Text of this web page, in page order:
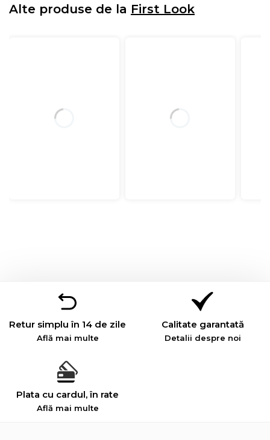
Alte produse de la First Look
Retur simplu în 14 de zile
Află mai multe
Calitate garantată
Detalii despre noi
Plata cu cardul, în rate
Află mai multe